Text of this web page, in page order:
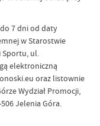
7 dni od daty
w Starostwie
Sportu, ul.
elektroniczną
oraz listownie
Wydział Promocji,
Jelenia Góra.